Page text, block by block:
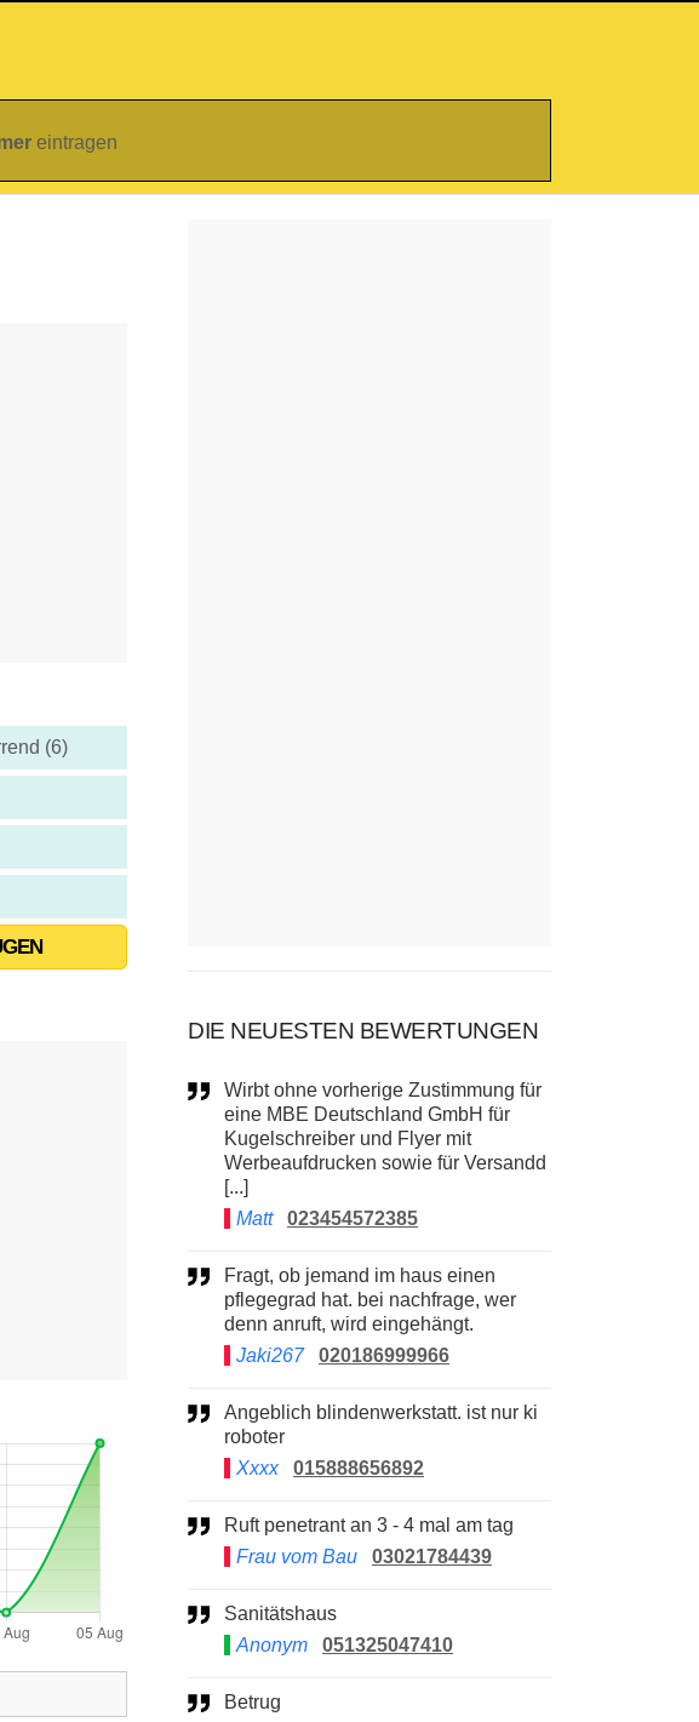
eintragen
(6)
DIE NEUESTEN BEWERTUNGEN
Wirbt ohne vorherige Zustimmung für
eine MBE Deutschland GmbH für
Kugelschreiber und Flyer mit
Werbeaufdrucken sowie für Versandd
[...]
Matt
023454572385
Fragt, ob jemand im haus einen
pflegegrad hat. bei nachfrage, wer
denn anruft, wird eingehängt.
Jaki267
020186999966
Angeblich blindenwerkstatt. ist nur ki
roboter
Xxxx
015888656892
Ruft penetrant an 3 - 4 mal am tag
Frau vom Bau
03021784439
Sanitätshaus
Anonym
051325047410
Betrug